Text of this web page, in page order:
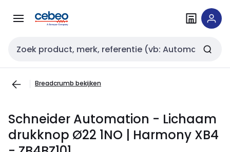
naar
naar
Zoekveld invoer
Breadcrumb bekijken
Schneider Automation - Lichaam
drukknop Ø22 1NO | Harmony XB4